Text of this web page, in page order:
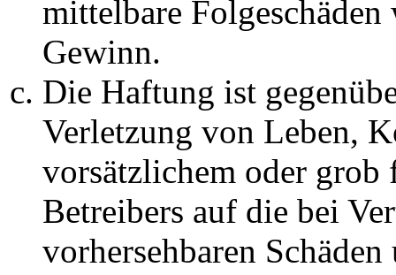
mittelbare Folgeschäden
Gewinn.
Die Haftung ist
Verletzung von Leben,
vorsätzlichem oder grob
Betreibers auf die bei
vorhersehbaren